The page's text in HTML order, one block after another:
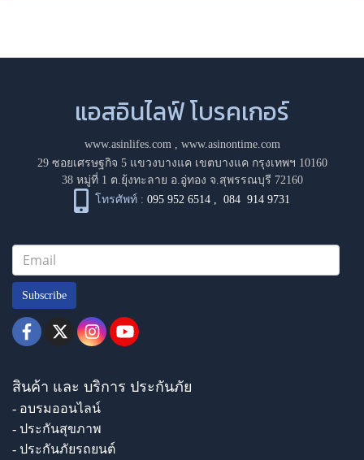
แอสอินไลฟ์ โบรคเกอร์
www.asinlifes.com, www.asinontime.com
29 ซอยเศรษฐกิจ 5 แขวงบางแค เขตบางแค กรุงเทพฯ 10160
38 หมู่ที่ 1 ต.ยุ้งทะลาย อ.อู่ทอง จ.สุพรรณบุรี 72160
โทรศัพท์ : 095 952 6514 ,084 914 9731
Subscribe
สินค้า และ บริการ ประกันภัย
- อบรมออนไลน์
- ประกันสุขภาพ
- ประกันภัยรถยนต์